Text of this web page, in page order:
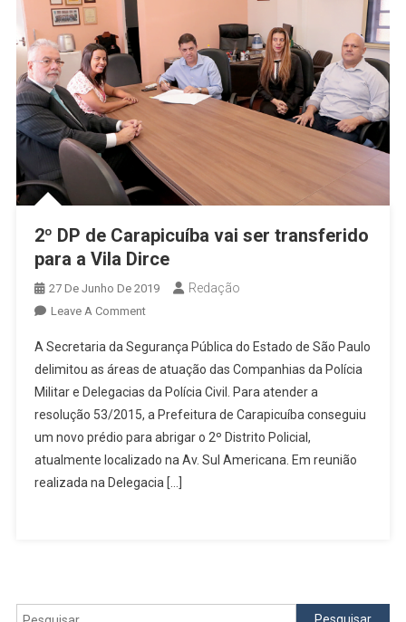
2º DP de Carapicuíba vai ser transferido
para a Vila Dirce
27 De Junho De 2019 Redação
Leave A CommentOn
DP
De
Carapicuíba
Vai
Ser
Transferido
Para
A Secretaria da Segurança Pública do Estado de São Paulo
delimitou as áreas de atuação das Companhias da Polícia
Militar e Delegacias da Polícia Civil. Para atender a
resolução 53/2015, a Prefeitura de Carapicuíba conseguiu
um novo prédio para abrigar o 2º Distrito Policial,
atualmente localizado na Av. Sul Americana. Em reunião
realizada na Delegacia […]
Pesquisar